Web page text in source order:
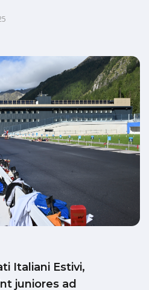
Italiani Estivi,
juniores ad